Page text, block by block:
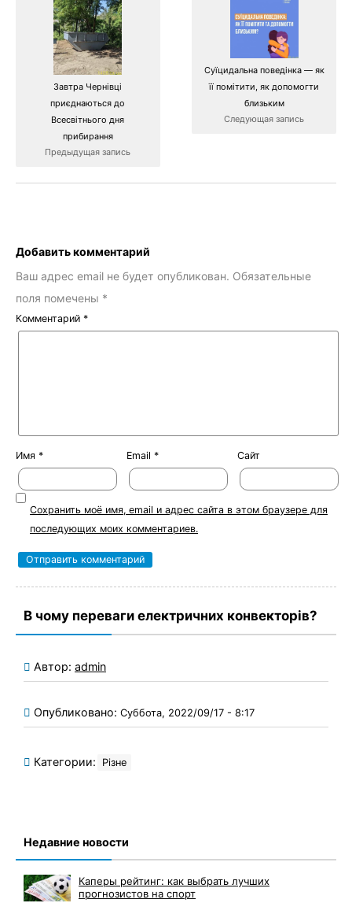
Завтра Чернівці
приєднаються до
Всесвітнього дня
прибирання
Предыдущая запись
Суїцидальна поведінка — як
її помітити, як допомогти
близьким
Следующая запись
Добавить комментарий
Ваш адрес email не будет опубликован. Обязательные
поля помечены *
Комментарий *
Имя * Email * Сайт
Сохранить моё имя, email и адрес сайта в этом браузере для
последующих моих комментариев.
В чому переваги електричних конвекторів?
Автор: admin
Опубликовано: Суббота, 2022/09/17 - 8:17
Категории: Різне
Недавние новости
Каперы рейтинг: как выбрать лучших
прогнозистов на спорт